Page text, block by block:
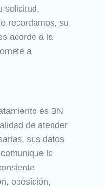
solicitud,
recordamos, su
acorde a la
a
es BN
de atender
sus datos
lo
oposición,